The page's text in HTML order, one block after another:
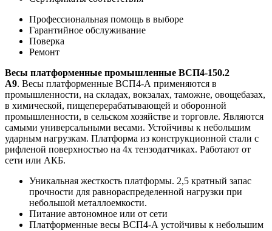
Профессиональная помощь в выборе
Гарантийное обслуживание
Поверка
Ремонт
Весы платформенные промышленные ВСП4-150.2
А9. Весы платформенные ВСП4-А применяются в
промышленности, на складах, вокзалах, таможне, овощебазах,
в химической, пищеперерабатывающей и оборонной
промышленности, в сельском хозяйстве и торговле. Являются
самыми универсальными весами. Устойчивы к небольшим
ударным нагрузкам. Платформа из конструкционной стали с
рифленой поверхностью на 4х тензодатчиках. Работают от
сети или АКБ.
Уникальная жесткость платформы. 2,5 кратный запас
прочности для равнораспределенной нагрузки при
небольшой металлоемкости.
Питание автономное или от сети
Платформенные весы ВСП4-А устойчивы к небольшим